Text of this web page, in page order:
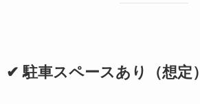
✔ 駐車スペースあり（想定）